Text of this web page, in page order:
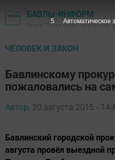
БАВЛЫ-ИНФОРМ
Газета "Слава труду" - Бавлинский
ЧЕЛОВЕК И ЗАКОН
Бавлинскому
пожаловались на
Автор, 20 августа 2015 -
Бавлинский городской
августа провёл выездной
4 Автоматическое